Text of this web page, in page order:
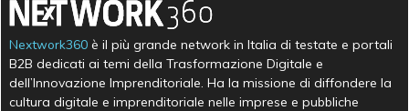
Nextwork360 è il più grande network in Italia di testate e portali
B2B dedicati ai temi della Trasformazione Digitale e
dell’Innovazione Imprenditoriale. Ha la missione di diffondere la
cultura digitale e imprenditoriale nelle imprese e pubbliche